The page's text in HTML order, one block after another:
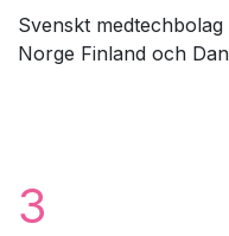
Svenskt
Norge Finland och
3